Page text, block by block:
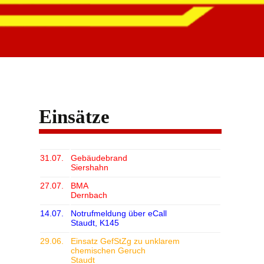
Einsätze
31.07.
Gebäudebrand
Siershahn
27.07.
BMA
Dernbach
14.07.
Notrufmeldung über eCall
Staudt, K145
29.06.
Einsatz GefStZg zu unklarem
chemischen Geruch
Staudt